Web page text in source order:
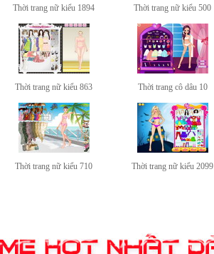
Thời trang nữ kiểu 1894 Thời trang nữ kiểu 500
Thời trang nữ kiểu 863 Thời trang cô dâu 10
Thời trang nữ kiểu 710 Thời trang nữ kiểu 2099